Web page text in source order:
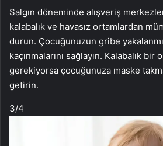
Salgın döneminde alışveriş
kalabalık ve havasız ortamlardan
durun. Çocuğunuzun gribe
kaçınmalarını sağlayın. Kalabalık
gerekiyorsa çocuğunuza maske
getirin.
3/4